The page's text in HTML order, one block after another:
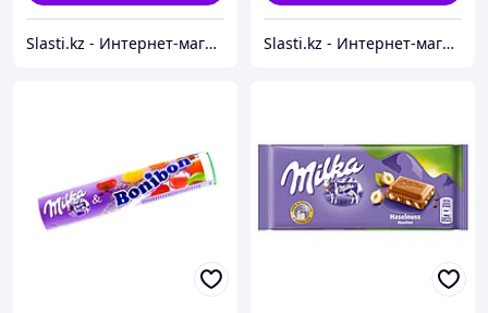
Slasti.kz - Интернет-магазин сладостей Slasti.kz - Интернет-магазин сладостей